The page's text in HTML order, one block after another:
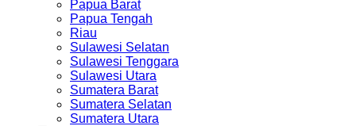
Papua Barat
Papua Tengah
Riau
Sulawesi Selatan
Sulawesi Tenggara
Sulawesi Utara
Sumatera Barat
Sumatera Selatan
Sumatera Utara